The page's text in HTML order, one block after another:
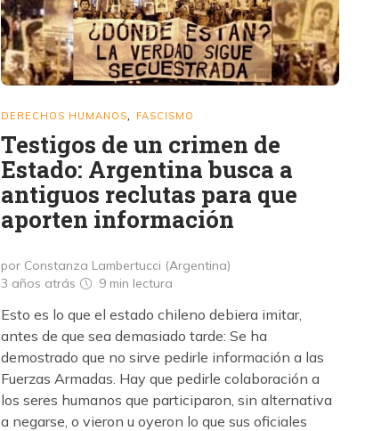
DERECHOS HUMANOS FASCISMO
Testigos de un crimen de
Estado: Argentina busca a
antiguos reclutas para que
aporten información
por Constanza Lambertucci (Argentina)
3 años atrás
9 min lectura
Esto es lo que el estado chileno debiera imitar,
antes de que sea demasiado tarde: Se ha
demostrado que no sirve pedirle información a las
Fuerzas Armadas. Hay que pedirle colaboración a
los seres humanos que participaron, sin alternativa
a negarse, o vieron u oyeron lo que sus oficiales